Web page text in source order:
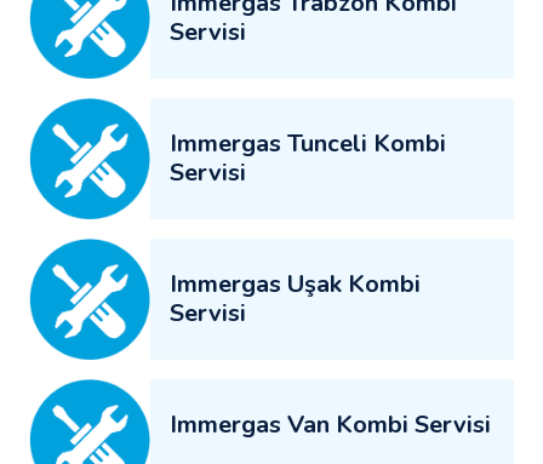
Servisi
Immergas Tunceli Kombi
Servisi
Immergas Uşak Kombi
Servisi
Immergas Van Kombi Servisi